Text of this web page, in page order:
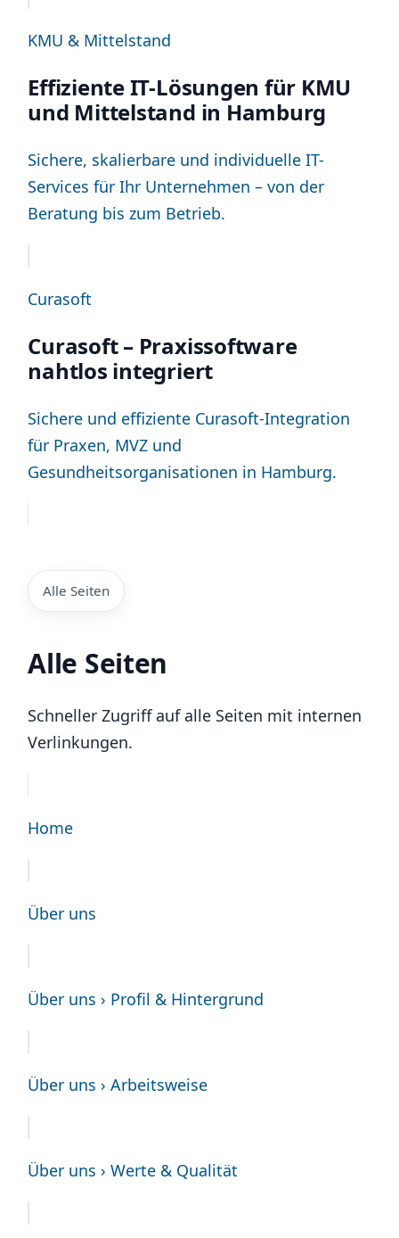
KMU & Mittelstand
Effiziente IT-Lösungen für KMU
und Mittelstand in Hamburg
Sichere, skalierbare und individuelle IT-
Services für Ihr Unternehmen – von der
Beratung bis zum Betrieb.
Curasoft
Curasoft – Praxissoftware
nahtlos integriert
Sichere und effiziente Curasoft-Integration
für Praxen, MVZ und
Gesundheitsorganisationen in Hamburg.
Alle Seiten
Alle Seiten
Schneller Zugriff auf alle Seiten mit internen
Verlinkungen.
Home
Über uns
Über uns › Profil & Hintergrund
Über uns › Arbeitsweise
Über uns › Werte & Qualität